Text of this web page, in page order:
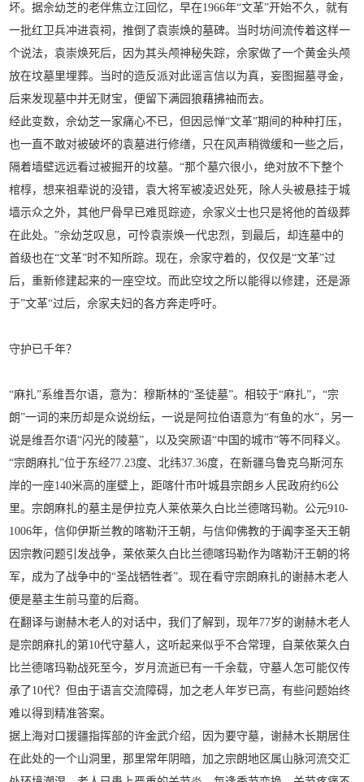
坏。据佘幼芝的老伴焦立江回忆，早在1966年“文革”开始不久，就有
一批红卫兵冲进袁祠，推倒了袁崇焕的墓碑。当时坊间流传着这样一
个说法，袁崇焕死后，因为其头颅神秘失踪，佘家做了一个黄金头颅
放在坟墓里埋葬。当时的造反派对此谣言信以为真，妄图掘墓寻金，
后来发现墓中并无财宝，便留下满园狼藉拂袖而去。
经此变数，佘幼芝一家痛心不已，但因忌惮“文革”期间的种种打压，
也一直不敢对被破坏的袁墓进行修缮，只在风声稍微缓和一些之后，
隔着墙壁远远看过被掘开的坟墓。“那个墓穴很小，绝对放不下整个
棺椁，想来祖辈说的没错，袁大将军被凌迟处死，除人头被悬挂于城
墙示众之外，其他尸骨早已难觅踪迹，佘家义士也只是将他的首级葬
在此处。”佘幼芝叹息，可怜袁崇焕一代忠烈，到最后，却连墓中的
首级也在“文革”时不知所踪。现在，佘家守着的，仅仅是“文革”过
后，重新修建起来的一座空坟。而此空坟之所以能得以修建，还是源
于”文革“过后，佘家夫妇的各方奔走呼吁。
守护已千年？
“麻扎”系维吾尔语，意为：穆斯林的“圣徒墓”。相较于“麻扎”，“宗
朗”一词的来历却是众说纷纭，一说是阿拉伯语意为“有鱼的水”，另一
说是维吾尔语“闪光的陵墓”，以及突厥语“中国的城市”等不同释义。
“宗朗麻扎”位于东经77.23度、北纬37.36度，在新疆乌鲁克乌斯河东
岸的一座140米高的崖壁上，距喀什市叶城县宗朗乡人民政府约6公
里。宗朗麻扎的墓主是伊拉克人莱依莱久白比兰德喀玛勒。公元910-
1006年，信仰伊斯兰教的喀勒汗王朝，与信仰佛教的于阗李圣天王朝
因宗教问题引发战争，莱依莱久白比兰德喀玛勒作为喀勒汗王朝的将
军，成为了战争中的“圣战牺牲者”。现在看守宗朗麻扎的谢赫木老人
便是墓主生前马童的后裔。
在翻译与谢赫木老人的对话中，我们了解到，现年77岁的谢赫木老人
是宗朗麻扎的第10代守墓人，这听起来似乎不合常理，自莱依莱久白
比兰德喀玛勒战死至今，岁月流逝已有一千余载，守墓人怎可能仅传
承了10代？但由于语言交流障碍，加之老人年岁已高，有些问题始终
难以得到精准答案。
据上海对口援疆指挥部的许金武介绍，因为要守墓，谢赫木长期居住
在此处的一个山洞里，那里常年阴暗，加之宗朗地区属山脉河流交汇